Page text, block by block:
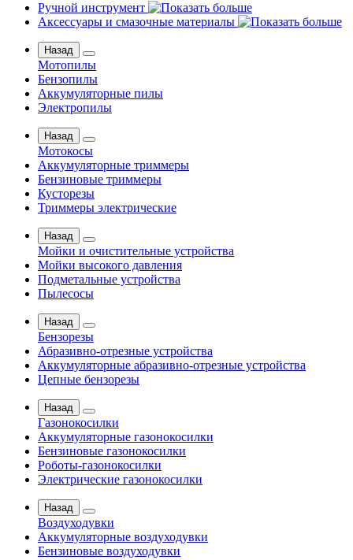
Ручной инструмент
Аксессуары и смазочные материалы
Назад
Мотопилы
Бензопилы
Аккумуляторные пилы
Электропилы
Назад
Мотокосы
Аккумуляторные триммеры
Бензиновые триммеры
Кусторезы
Триммеры электрические
Назад
Мойки и очистительные устройства
Мойки высокого давления
Подметальные устройства
Пылесосы
Назад
Бензорезы
Абразивно-отрезные устройства
Аккумуляторные абразивно-отрезные устройства
Цепные бензорезы
Назад
Газонокосилки
Аккумуляторные газонокосилки
Бензиновые газонокосилки
Роботы-газонокосилки
Электрические газонокосилки
Назад
Воздуходувки
Аккумуляторные воздуходувки
Бензиновые воздуходувки